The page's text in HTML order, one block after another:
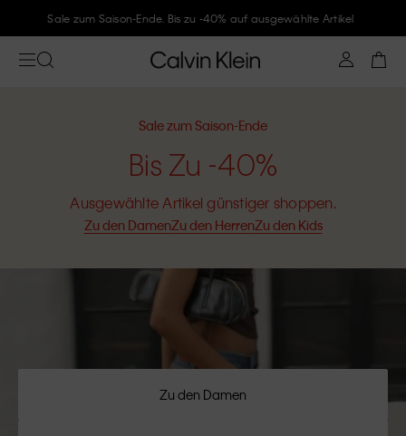
Folge Calvin Klein und gönne Dir -10%
Sale zum Saison-Ende
Bis Zu -40%
Ausgewählte Artikel günstiger shoppen.
Zu den DamenZu den HerrenZu den Kids
Zu den Damen